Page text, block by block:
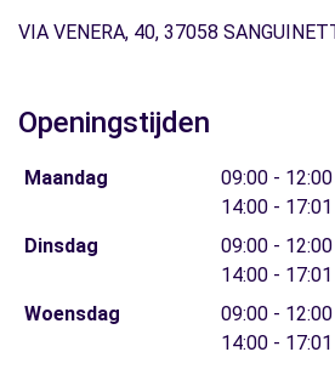
VIA VENERA, 40, 37058
Openingstijden
Maandag
09:00 - 12:00
14:00 - 17:01
Dinsdag
09:00 - 12:00
14:00 - 17:01
Woensdag
09:00 - 12:00
14:00 - 17:01